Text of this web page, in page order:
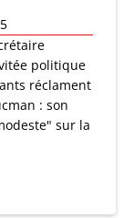
politique
réclament
: son
sur la